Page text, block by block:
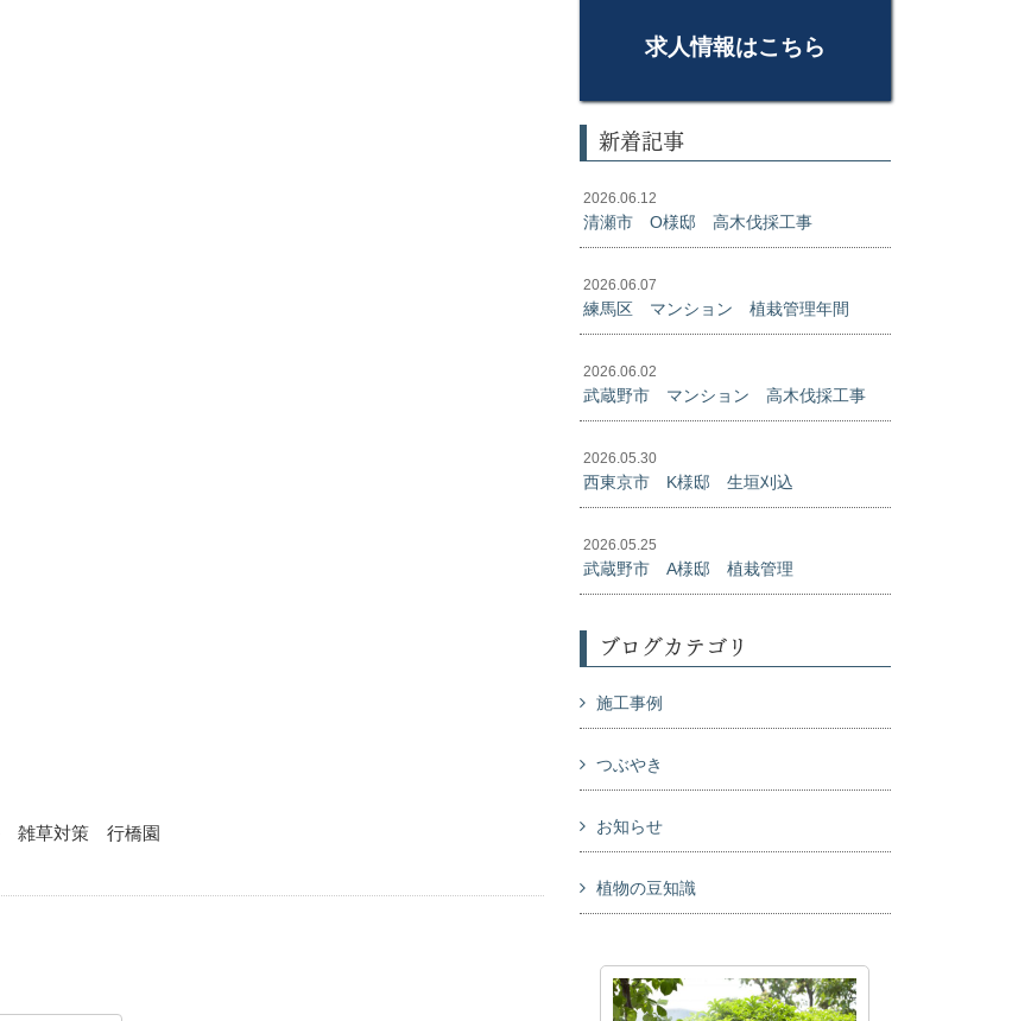
雑草対策 行橋園
求人情報はこちら
新着記事
2026.06.12
清瀬市 O様邸 高木伐採工事
2026.06.07
練馬区 マンション 植栽管理年間
2026.06.02
武蔵野市 マンション 高木伐採工事
2026.05.30
西東京市 K様邸 生垣刈込
2026.05.25
武蔵野市 A様邸 植栽管理
ブログカテゴリ
施工事例
つぶやき
お知らせ
植物の豆知識